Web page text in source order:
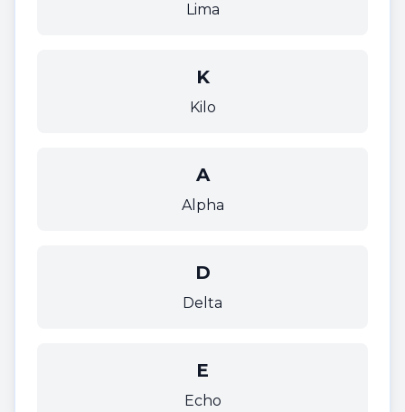
Lima
K
Kilo
A
Alpha
D
Delta
E
Echo